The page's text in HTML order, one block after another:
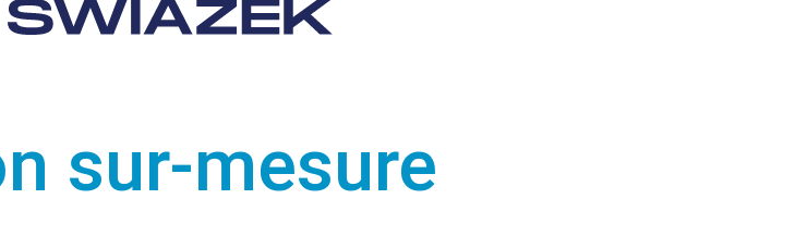
sur-mesure